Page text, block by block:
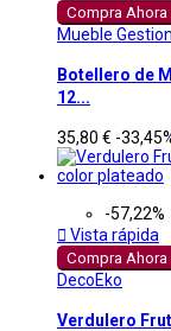
Compra Ahora
Mueble Gestion
Botellero de
12...
35,80 € -
-57,22%
 Vista rápida
Compra Ahora
DecoEko
Verdulero